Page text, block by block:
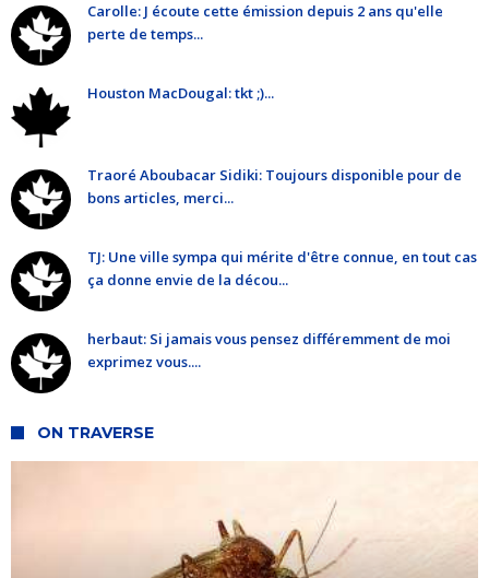
Carolle: J écoute cette émission depuis 2 ans qu'elle
perte de temps...
Houston MacDougal: tkt ;)...
Traoré Aboubacar Sidiki: Toujours disponible pour de
bons articles, merci...
TJ: Une ville sympa qui mérite d'être connue, en tout cas
ça donne envie de la décou...
herbaut: Si jamais vous pensez différemment de moi
exprimez vous....
ON TRAVERSE